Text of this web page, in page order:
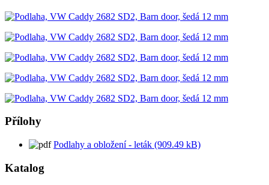
Přílohy
Podlahy a obložení - leták (909.49 kB)
Katalog